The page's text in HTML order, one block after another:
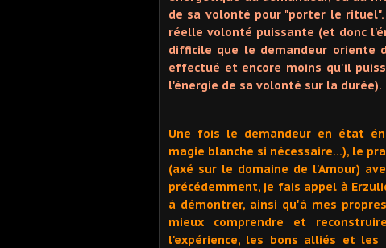
de sa volonté pour "porter le
réelle volonté puissante (et donc
difficile que le demandeur oriente
effectué et encore moins qu'il
l'énergie de sa volonté sur la durée).
Une fois le demandeur en état
magie blanche si nécessaire…), le
(axé sur le domaine de l'Amour)
précédemment, je fais appel à
à démontrer, ainsi qu'à mes
mieux comprendre et
l'expérience, les bons alliés et les